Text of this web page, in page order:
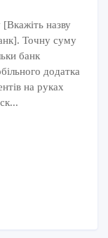
назву
Точну суму
банк
додатка
на руках